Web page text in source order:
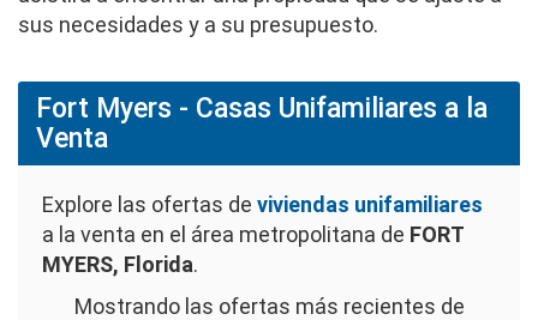
sus necesidades y a su presupuesto.
Fort Myers - Casas Unifamiliares a la
Venta
Explore las ofertas de viviendas unifamiliares
a la venta en el área metropolitana de FORT
MYERS, Florida.
Mostrando las ofertas más recientes de